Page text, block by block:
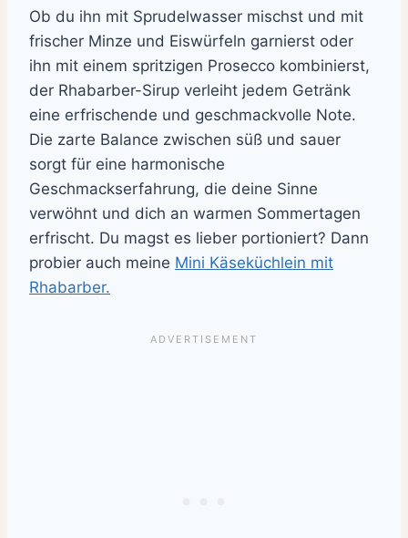
Ob du ihn mit Sprudelwasser mischst und mit
frischer Minze und Eiswürfeln garnierst oder
ihn mit einem spritzigen Prosecco kombinierst,
der Rhabarber-Sirup verleiht jedem Getränk
eine erfrischende und geschmackvolle Note.
Die zarte Balance zwischen süß und sauer
sorgt für eine harmonische
Geschmackserfahrung, die deine Sinne
verwöhnt und dich an warmen Sommertagen
erfrischt. Du magst es lieber portioniert? Dann
probier auch meine Mini Käseküchlein mit
Rhabarber.